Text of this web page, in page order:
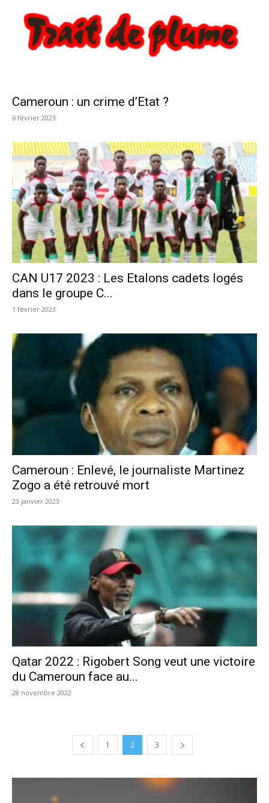
Cameroun : un crime d’Etat ?
6 février 2023
CAN U17 2023 : Les Etalons cadets logés
dans le groupe C...
1 février 2023
Cameroun : Enlevé, le journaliste Martinez
Zogo a été retrouvé mort
23 janvier 2023
Qatar 2022 : Rigobert Song veut une victoire
du Cameroun face au...
28 novembre 2022
1 2 3